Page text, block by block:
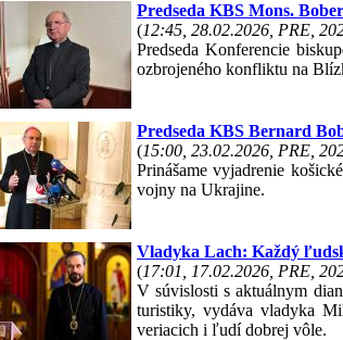
Predseda KBS Mons.
(12:45, 28.02.2026, PRE,
Predseda Konferencie
ozbrojeného konfliktu na
Predseda KBS Bernard
(15:00, 23.02.2026, PRE,
Prinášame vyjadrenie
vojny na Ukrajine.
Vladyka Lach: Každý
(17:01, 17.02.2026, PRE,
V súvislosti s aktuálnym
turistiky, vydáva vladyka
veriacich i ľudí dobrej vôle.